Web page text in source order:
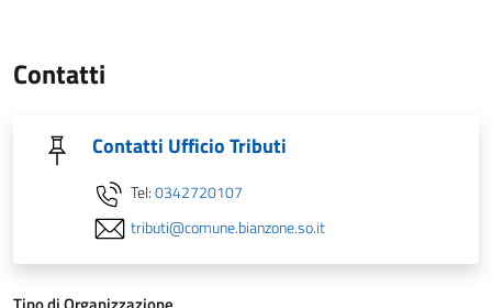
Contatti
Contatti Ufficio Tributi
Tel:0342720107
tributi@comune.bianzone.so.it